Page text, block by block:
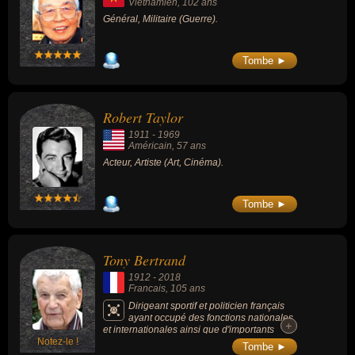
(464 000 exemplaires vendus).
Vietnamien, 102 ans
Général, Militaire (Guerre).
Tombe ►
Robert Taylor
1911 - 1969
Américain , 57 ans
Acteur, Artiste (Art, Cinéma).
Tombe ►
Notez-le !
Tony Bertrand
1912 - 2018
Francais, 105 ans
Dirigeant sportif et politicien français
ayant occupé des fonctions nationales
et internationales ainsi que d'importants
mandats locaux dans la région lyonnaise.
+
+
Tombe ►